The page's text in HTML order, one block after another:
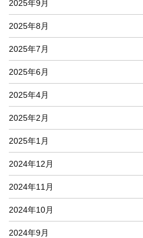
2025年9月
2025年8月
2025年7月
2025年6月
2025年4月
2025年2月
2025年1月
2024年12月
2024年11月
2024年10月
2024年9月